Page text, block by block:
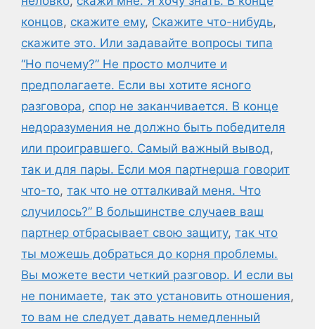
концов, скажите ему, Скажите что-нибудь,
скажите это. Или задавайте вопросы типа
“Но почему?” Не просто молчите и
предполагаете. Если вы хотите ясного
разговора, спор не заканчивается. В конце
недоразумения не должно быть победителя
или проигравшего. Самый важный вывод,
так и для пары. Если моя партнерша говорит
что-то, так что не отталкивай меня. Что
случилось?” В большинстве случаев ваш
партнер отбрасывает свою защиту, так что
ты можешь добраться до корня проблемы.
Вы можете вести четкий разговор. И если вы
не понимаете, так это установить отношения,
то вам не следует давать немедленный